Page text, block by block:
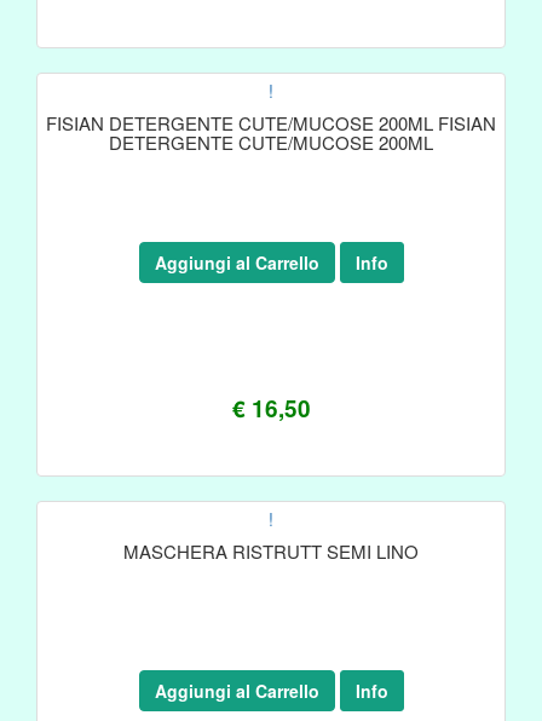
!
FISIAN DETERGENTE CUTE/MUCOSE 200ML FISIAN
DETERGENTE CUTE/MUCOSE 200ML
€ 16,50
Aggiungi al Carrello Info
!
MASCHERA RISTRUTT SEMI LINO
Aggiungi al Carrello Info